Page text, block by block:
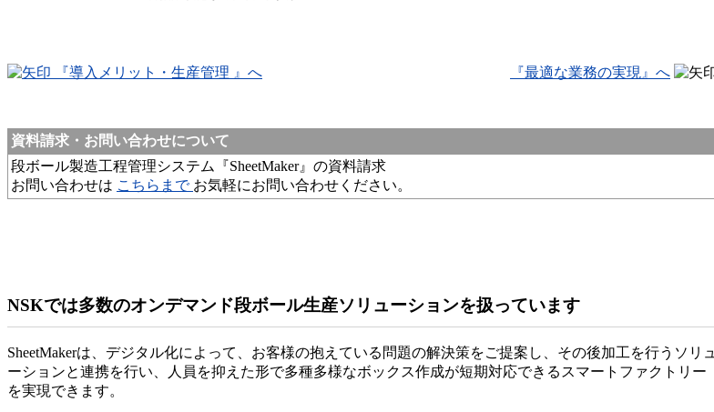
『導入メリット・生産管理 』へ 『最適な業務の実現』へ
資料請求・お問い合わせについて
段ボール製造工程管理システム『SheetMaker』の資料請求
お問い合わせは こちらまで お気軽にお問い合わせください。
NSKでは多数のオンデマンド段ボール生産ソリューションを扱っています
SheetMakerは、デジタル化によって、お客様の抱えている問題の解決策をご提案し、その後加工を行うソリュ
ーションと連携を行い、人員を抑えた形で多種多様なボックス作成が短期対応できるスマートファクトリー
を実現できます。